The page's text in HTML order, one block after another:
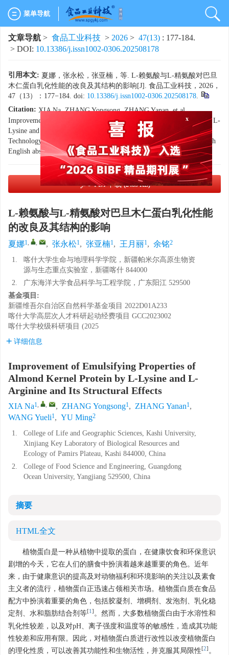
菜单导航
文章导航 > 食品工业科技 > 2026 > 47(13) : 177-184.
> DOI: 10.13386/j.issn1002-0306.202508178
引用本文: 夏娜，张永松，张亚楠，等. L-赖氨酸与L-精氨酸对巴旦
木仁蛋白乳化性能的改良及其结构的影响[J]. 食品工业科技，2026，
47（13）：177−184. doi: 10.13386/j.issn1002-0306.202508178.
Citation: XIA Na, ZHANG Yongsong, ZHANG Yanan, et al.
Improvement of Emulsifying Properties of Almond Kernel Protein by L-
Lysine and L-Arginine and Its Structural Effects[J]. Science and
Technology of Food Industry, 2026, 47(13): 177−184. (in Chinese with
English abstract). doi:10.13386/j.issn1002-0306.202508178.
PDF下载(2485 KB)
L-赖氨酸与L-精氨酸对巴旦木仁蛋白乳化性能
的改良及其结构的影响
夏娜1, , , 张永松1, 张亚楠1, 王月丽1, 余铭2
1.
喀什大学生命与地理科学学院，新疆帕米尔高原生物资
源与生态重点实验室，新疆喀什 844000
2.
广东海洋大学食品科学与工程学院，广东阳江 529500
基金项目:
新疆维吾尔自治区自然科学基金项目 2022D01A233
喀什大学高层次人才科研起动经费项目 GCC2023002
喀什大学校级科研项目 (2025
详细信息
Improvement of Emulsifying Properties of
Almond Kernel Protein by L-Lysine and L-
Arginine and Its Structural Effects
XIA Na1, , , ZHANG Yongsong1, ZHANG Yanan1,
WANG Yueli1, YU Ming2
1.
College of Life and Geographic Sciences, Kashi University,
Xinjiang Key Laboratory of Biological Resources and
Ecology of Pamirs Plateau, Kashi 844000, China
2.
College of Food Science and Engineering, Guangdong
Ocean University, Yangjiang 529500, China
摘要
HTML全文
植物蛋白是一种从植物中提取的蛋白，在健康饮食和环保意识
剧增的今天，它在人们的膳食中扮演着越来越重要的角色。近年
来，由于健康意识的提高及对动物福利和环境影响的关注以及素食
主义者的流行，植物蛋白正迅速占领相关市场。植物蛋白质在食品
配方中扮演着重要的角色，包括胶凝剂、增稠剂、发泡剂、乳化稳
定剂、水和脂肪结合剂等[1 ] 。然而，大多数植物蛋白由于水溶性和
乳化性较差，以及对pH、离子强度和温度等的敏感性，造成其功能
性较差和应用有限。因此，对植物蛋白质进行改性以改变植物蛋白
的理化性质，可以改善其功能性和生物活性，并克服其局限性[2] 。